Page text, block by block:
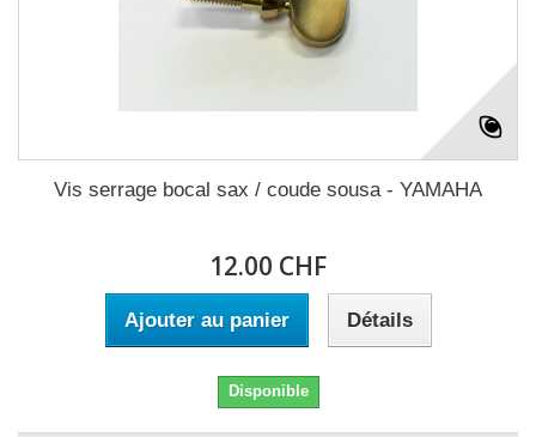
Vis serrage bocal sax / coude sousa - YAMAHA
12.00 CHF
Ajouter au panier Détails
Disponible